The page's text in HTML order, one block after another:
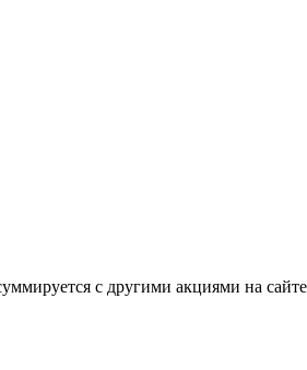
с другими акциями на